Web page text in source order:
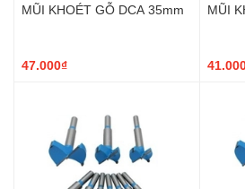
MŨI KHOÉT GỖ DCA 35mm
47.000₫
MŨI